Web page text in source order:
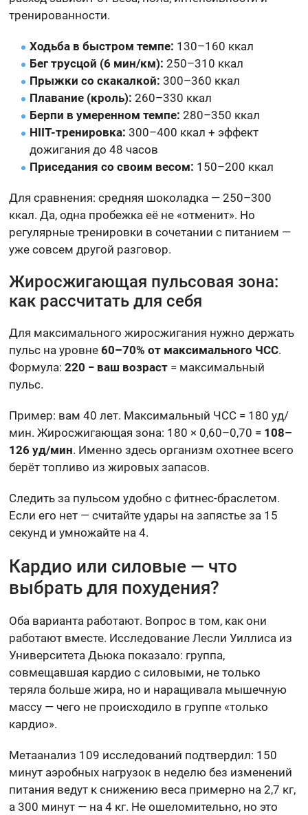
тренированности.
Ходьба в быстром темпе: 130–160 ккал
Бег трусцой (6 мин/км): 250–310 ккал
Прыжки со скакалкой: 300–360 ккал
Плавание (кроль): 260–330 ккал
Берпи в умеренном темпе: 280–350 ккал
HIIT-тренировка: 300–400 ккал + эффект
дожигания до 48 часов
Приседания со своим весом: 150–200 ккал
Для сравнения: средняя шоколадка — 250–300
ккал. Да, одна пробежка её не «отменит». Но
регулярные тренировки в сочетании с питанием —
уже совсем другой разговор.
Жиросжигающая пульсовая зона:
как рассчитать для себя
Для максимального жиросжигания нужно держать
пульс на уровне60–70% от максимального ЧСС.
Формула:220 − ваш возраст = максимальный
пульс.
Пример: вам 40 лет. Максимальный ЧСС = 180 уд/
мин. Жиросжигающая зона: 180 × 0,60–0,70 = 108–
126 уд/мин. Именно здесь организм охотнее всего
берёт топливо из жировых запасов.
Следить за пульсом удобно с фитнес-браслетом.
Если его нет — считайте удары на запястье за 15
секунд и умножайте на 4.
Кардио или силовые — что
выбрать для похудения?
Оба варианта работают. Вопрос в том, как они
работают вместе. Исследование Лесли Уиллиса из
Университета Дьюка показало: группа,
совмещавшая кардио с силовыми, не только
теряла больше жира, но и наращивала мышечную
массу — чего не происходило в группе «только
кардио».
Метаанализ 109 исследований подтвердил: 150
минут аэробных нагрузок в неделю без изменений
питания ведут к снижению веса примерно на 2,7 кг,
а 300 минут — на 4 кг. Не ошеломительно, но это